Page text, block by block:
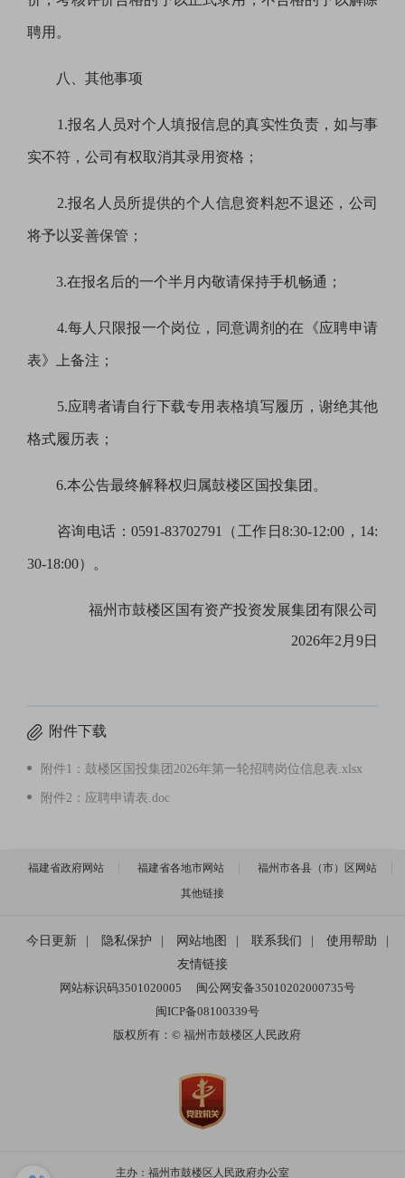
聘用。
八、其他事项
1.报名人员对个人填报信息的真实性负责，如与事
实不符，公司有权取消其录用资格；
2.报名人员所提供的个人信息资料恕不退还，公司
将予以妥善保管；
3.在报名后的一个半月内敬请保持手机畅通；
4.每人只限报一个岗位，同意调剂的在《应聘申请
表》上备注；
5.应聘者请自行下载专用表格填写履历，谢绝其他
格式履历表；
6.本公告最终解释权归属鼓楼区国投集团。
咨询电话：0591-83702791 （工作日8:30-12:00，14:
30-18:00）。
福州市鼓楼区国有资产投资发展集团有限公司
2026年2 月 9日
附件下载
附件1：鼓楼区国投集团2026年第一轮招聘岗位信息表.xlsx
附件2：应聘申请表.doc
福建省政府网站 福建省各地市网站
福州市各县（市）区网站
其他链接
今日更新 隐私保护 网站地图 联系我们 使用帮助
友情链接
网站标识码3501020005
闽公网安备35010202000735号
闽ICP备08100339号
版权所有：© 福州市鼓楼区人民政府
主办：福州市鼓楼区人民政府办公室